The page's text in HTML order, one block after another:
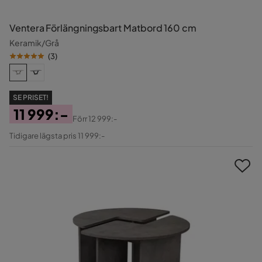
Ventera Förlängningsbart Matbord 160 cm
Keramik/Grå
(3)
SE PRISET!
Pris
11 999:-
Original
Förr12 999:-
Tidigare lägsta pris 11 999:-